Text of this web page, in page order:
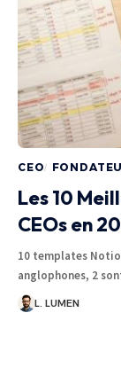
CEO
Les 10
CEOs en
10 templates
anglophones, 2
L. LUMEN